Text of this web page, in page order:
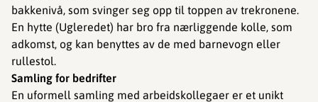
bakkenivå, som svinger seg opp til toppen av trekronene.
En hytte (Ugleredet) har bro fra nærliggende kolle, som
adkomst, og kan benyttes av de med barnevogn eller
rullestol.
Samling for bedrifter
En uformell samling med arbeidskollegaer er et unikt